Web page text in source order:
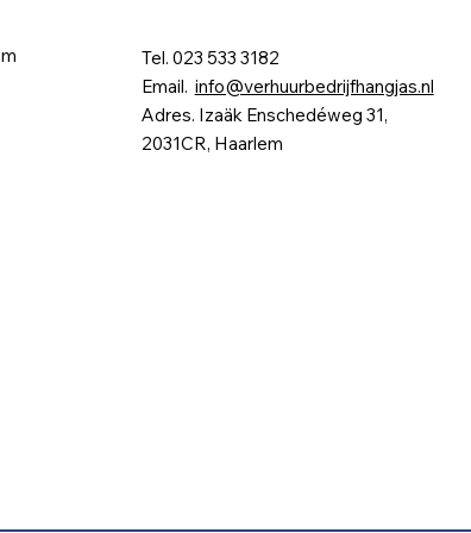
Tel. 023 533 3182
Email. info@verhuurbedrijfhangjas.nl
Adres. Izaäk Enschedéweg 31,
2031CR, Haarlem